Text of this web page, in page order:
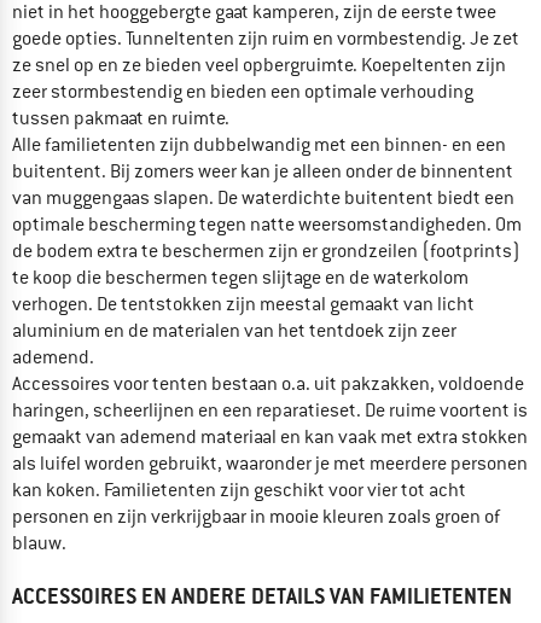
niet in het hooggebergte gaat kamperen, zijn de eerste twee
goede opties. Tunneltenten zijn ruim en vormbestendig. Je zet
ze snel op en ze bieden veel opbergruimte. Koepeltenten zijn
zeer stormbestendig en bieden een optimale verhouding
tussen pakmaat en ruimte.
Alle familietenten zijn dubbelwandig met een binnen- en een
buitentent. Bij zomers weer kan je alleen onder de binnentent
van muggengaas slapen. De waterdichte buitentent biedt een
optimale bescherming tegen natte weersomstandigheden. Om
de bodem extra te beschermen zijn er grondzeilen (footprints)
te koop die beschermen tegen slijtage en de waterkolom
verhogen. De tentstokken zijn meestal gemaakt van licht
aluminium en de materialen van het tentdoek zijn zeer
ademend.
Accessoires voor tenten bestaan o.a. uit pakzakken, voldoende
haringen, scheerlijnen en een reparatieset. De ruime voortent is
gemaakt van ademend materiaal en kan vaak met extra stokken
als luifel worden gebruikt, waaronder je met meerdere personen
kan koken. Familietenten zijn geschikt voor vier tot acht
personen en zijn verkrijgbaar in mooie kleuren zoals groen of
blauw.
ACCESSOIRES EN ANDERE DETAILS VAN FAMILIETENTEN